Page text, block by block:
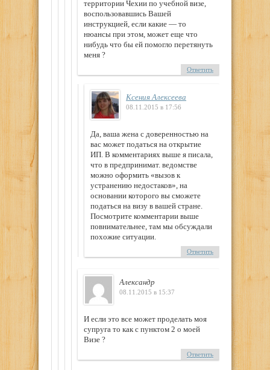
территории Чехии по учебной визе,
воспользовавшись Вашей
инструкцией, если какие — то
нюансы при этом, может еще что
нибудь что бы ей помогло перетянуть
меня ?
Ответить
Ксения Алексеева
08.11.2015 в 17:56
Да, ваша жена с доверенностью на
вас может податься на открытие
ИП. В комментариях выше я писала,
что в предпринимат. ведомстве
можно оформить «вызов к
устранению недостаков», на
основании которого вы сможете
податься на визу в вашей стране.
Посмотрите комментарии выше
повнимательнее, там мы обсуждали
похожие ситуации.
Ответить
Александр
08.11.2015 в 15:37
И если это все может проделать моя
супруга то как с пунктом 2 о моей
Визе ?
Ответить